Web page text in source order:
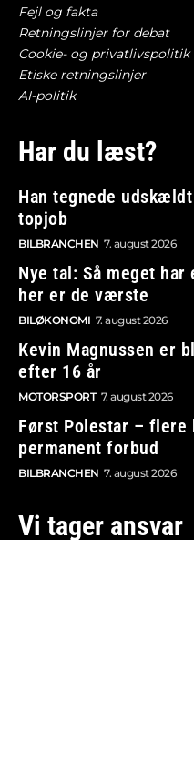
Fejl og fakta
Retningslinjer for debat
Cookie- og privatlivspolitik
Etiske retningslinjer
AI-politik
Har du læst?
Han tegnede
topjob
BILBRANCHEN 7. august 2026
Nye tal: Så meget
her er de værste
BILØKONOMI 7. august 2026
Kevin Magnussen er
efter 16 år
MOTORSPORT 7. august 2026
Først Polestar –
permanent forbud
BILBRANCHEN 7. august 2026
Vi tager ansvar